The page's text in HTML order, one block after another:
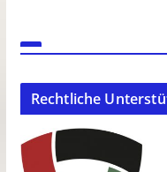
Rechtliche